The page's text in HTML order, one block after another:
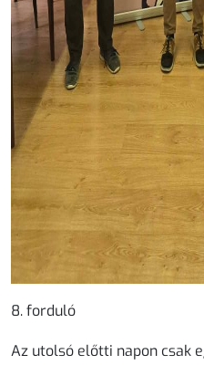
8. forduló
Az utolsó előtti napon csak